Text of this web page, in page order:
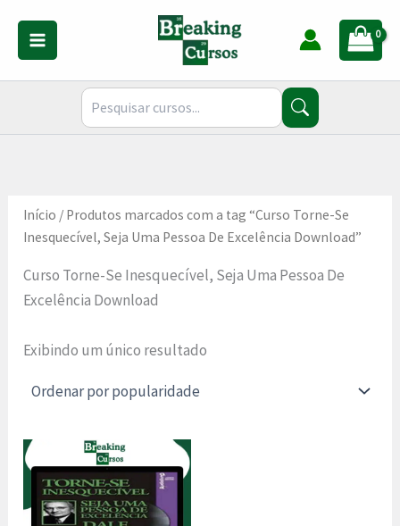
conteúdo
Início / Produtos marcados com a tag “Curso Torne-Se
Inesquecível, Seja Uma Pessoa De Excelência Download”
Curso Torne-Se Inesquecível, Seja Uma Pessoa De
Excelência Download
Exibindo um único resultado